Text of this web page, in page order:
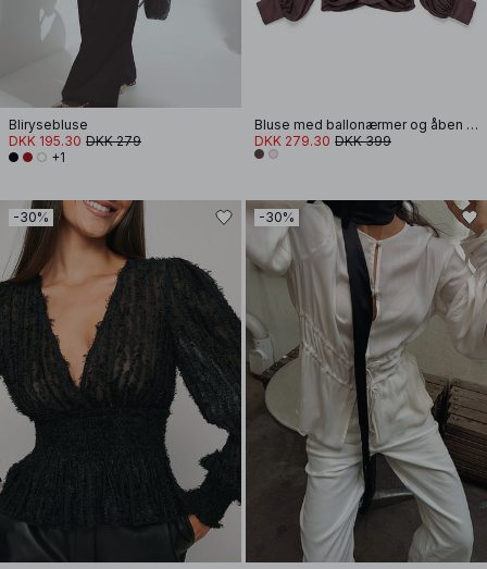
Blirysebluse
DKK 195.30 DKK 279
+1
Bluse med ballonærmer og åben ryg
DKK 279.30 DKK 399
-30% -30%